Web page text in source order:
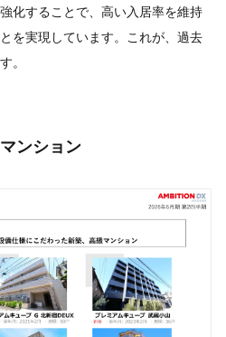
化することで、高い入居率を維持
を実現しています。これが、過去
。
ンション